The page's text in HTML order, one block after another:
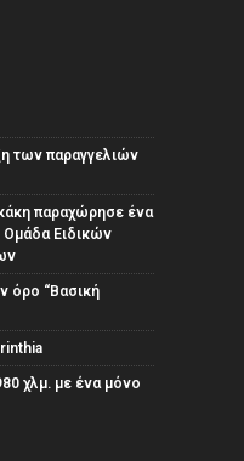
των παραγγελιών
παραχώρησε ένα
Ομάδα Ειδικών
όρο “Βασική
χλμ. με ένα μόνο